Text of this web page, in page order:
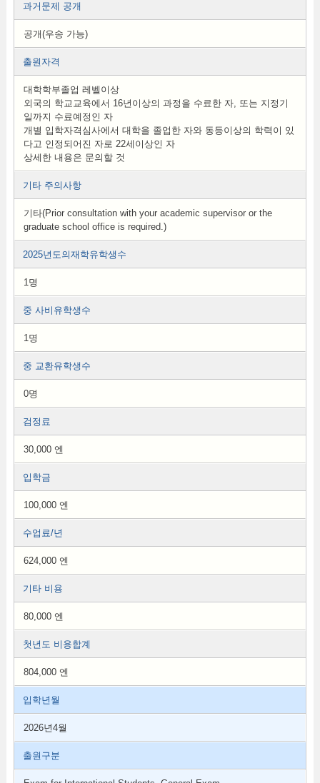
과거문제 공개
공개(우송 가능)
출원자격
대학학부졸업 레벨이상
외국의 학교교육에서 16년이상의 과정을 수료한 자, 또는 지정기
일까지 수료예정인 자
개별 입학자격심사에서 대학을 졸업한 자와 동등이상의 학력이 있
다고 인정되어진 자로 22세이상인 자
상세한 내용은 문의할 것
기타 주의사항
기타(Prior consultation with your academic supervisor or the
graduate school office is required.)
2025년도의재학유학생수
1명
중 사비유학생수
1명
중 교환유학생수
0명
검정료
30,000 엔
입학금
100,000 엔
수업료/년
624,000 엔
기타 비용
80,000 엔
첫년도 비용합계
804,000 엔
입학년월
2026년4월
출원구분